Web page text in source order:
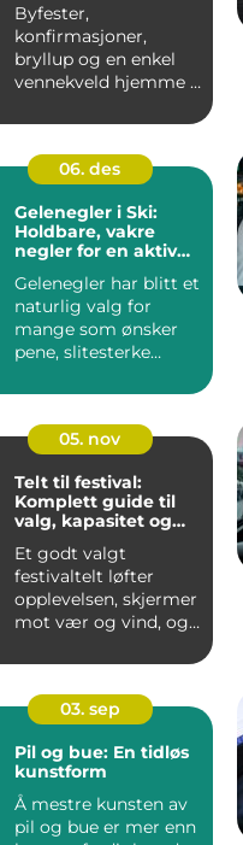
Byfester,
konfirmasjoner,
bryllup og en enkel
vennekveld hjemme i
felles...
06. des
Gelenegler i Ski:
Holdbare, vakre
negler for en aktiv
Gelenegler har blitt et
naturlig valg for
mange som ønsker
pene, slitesterke
05. nov
Telt til festival:
Komplett guide til
valg, kapasitet og
Et godt valgt
festivaltelt løfter
opplevelsen, skjermer
mot vær og vind, og
03. sep
Pil og bue: En tidløs
kunstform
Å mestre kunsten av
pil og bue er mer enn